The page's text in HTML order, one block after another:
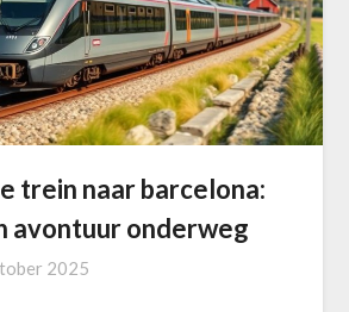
trein naar barcelona:
avontuur onderweg
2025